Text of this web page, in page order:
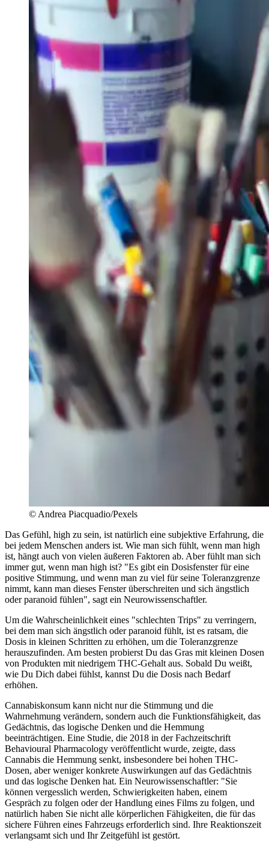
© Andrea Piacquadio/Pexels
Das Gefühl, high zu sein, ist natürlich eine subjektive Erfahrung, die
bei jedem Menschen anders ist. Wie man sich fühlt, wenn man high
ist, hängt auch von vielen äußeren Faktoren ab. Aber fühlt man sich
immer gut, wenn man high ist? "Es gibt ein Dosisfenster für eine
positive Stimmung, und wenn man zu viel für seine Toleranzgrenze
nimmt, kann man dieses Fenster überschreiten und sich ängstlich
oder paranoid fühlen", sagt ein Neurowissenschaftler.
Um die Wahrscheinlichkeit eines "schlechten Trips" zu verringern,
bei dem man sich ängstlich oder paranoid fühlt, ist es ratsam, die
Dosis in kleinen Schritten zu erhöhen, um die Toleranzgrenze
herauszufinden. Am besten probierst Du das Gras mit kleinen Dosen
von Produkten mit niedrigem THC-Gehalt aus. Sobald Du weißt,
wie Du Dich dabei fühlst, kannst Du die Dosis nach Bedarf
erhöhen.
Cannabiskonsum kann nicht nur die Stimmung und die
Wahrnehmung verändern, sondern auch die Funktionsfähigkeit, das
Gedächtnis, das logische Denken und die Hemmung
beeinträchtigen. Eine Studie, die 2018 in der Fachzeitschrift
Behavioural Pharmacology veröffentlicht wurde, zeigte, dass
Cannabis die Hemmung senkt, insbesondere bei hohen THC-
Dosen, aber weniger konkrete Auswirkungen auf das Gedächtnis
und das logische Denken hat. Ein Neurowissenschaftler: "Sie
können vergesslich werden, Schwierigkeiten haben, einem
Gespräch zu folgen oder der Handlung eines Films zu folgen, und
natürlich haben Sie nicht alle körperlichen Fähigkeiten, die für das
sichere Führen eines Fahrzeugs erforderlich sind. Ihre Reaktionszeit
verlangsamt sich und Ihr Zeitgefühl ist gestört.